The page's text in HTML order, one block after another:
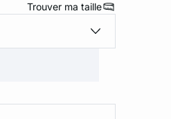
Trouver ma taille